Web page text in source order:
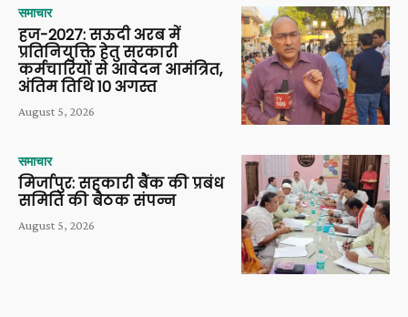
समाचार
हज-2027: सऊदी अरब में
प्रतिनियुक्ति हेतु सरकारी
कर्मचारियों से आवेदन आमंत्रित,
अंतिम तिथि 10 अगस्त
August 5, 2026
समाचार
मिर्जापुर: सहकारी बैंक की प्रबंध
समिति की बैठक संपन्न
August 5, 2026